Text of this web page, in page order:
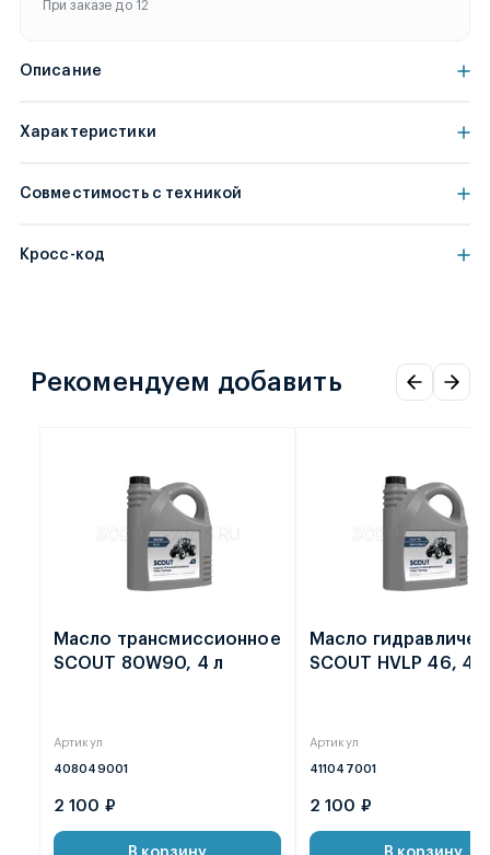
При заказе до 12
Описание
Характеристики
Совместимость с техникой
Кросс-код
Рекомендуем добавить
Масло трансмиссионное
SCOUT 80W90, 4 л
Артикул
408049001
2 100 ₽
Масло
SCOUT HVLP 46, 4 л
Артикул
411047001
2 100 ₽